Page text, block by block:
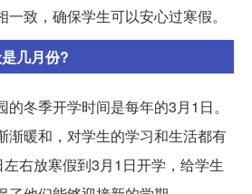
致，确保学生可以安心过寒假。
几月份?
冬季开学时间是每年的3月1日。
渐暖和，对学生的学习和生活都有
右放寒假到3月1日开学，给学生